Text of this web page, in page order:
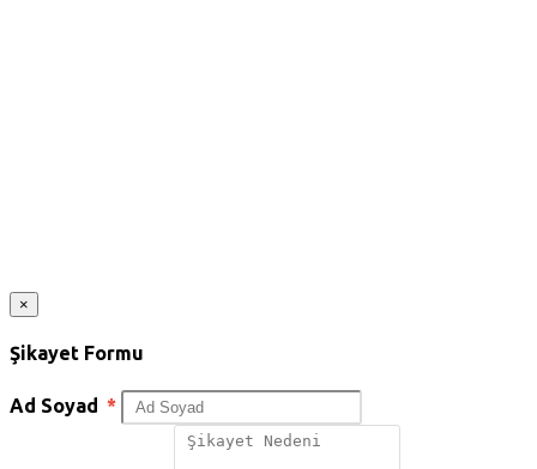
×
Şikayet Formu
Ad Soyad *